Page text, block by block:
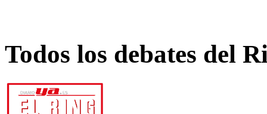
Todos los debates del